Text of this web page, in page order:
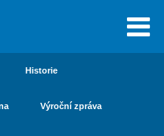
Historie
Výroční zpráva